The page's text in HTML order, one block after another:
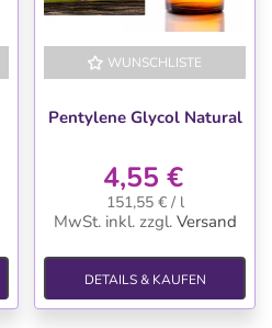
WUNSCHLISTE
Pentylene Glycol Natural
4,55 €
151,55 € / l
MwSt. inkl. zzgl. Versand
DETAILS & KAUFEN